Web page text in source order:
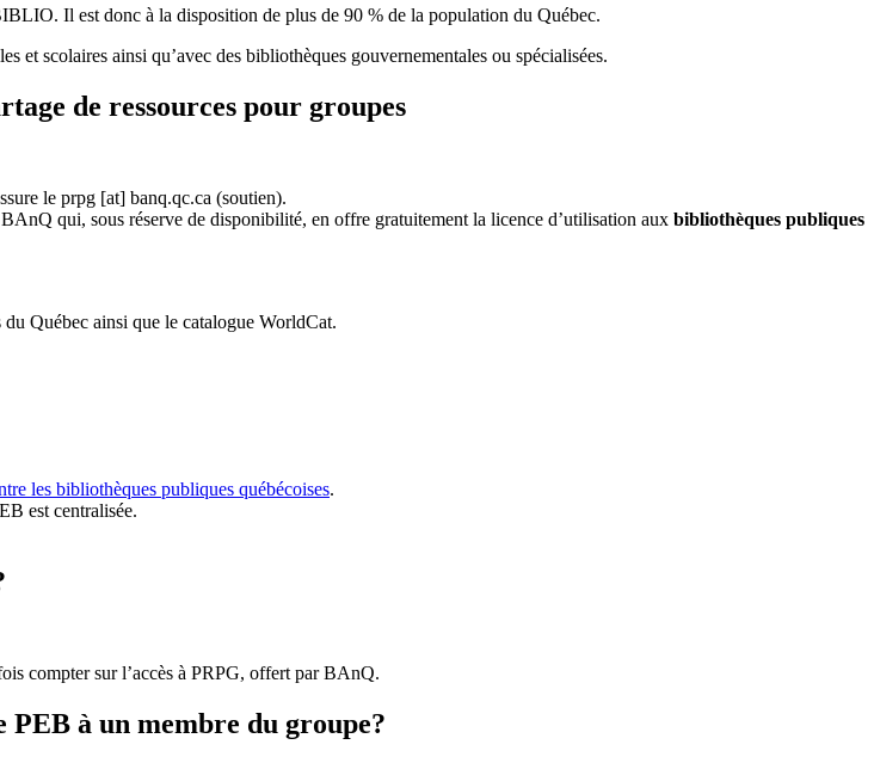
Il est donc à la disposition de plus de 90 % de la population du Québec.
et scolaires ainsi qu’avec des bibliothèques gouvernementales ou spécialisées.
de ressources pour groupes
le prpg [at] banq.qc.ca (soutien).
qui, sous réserve de disponibilité, en offre gratuitement la licence d’utilisation aux bibliothèques publiques
Québec ainsi que le catalogue WorldCat.
les bibliothèques publiques québécoises.
est centralisée.
compter sur l’accès à PRPG, offert par BAnQ.
PEB à un membre du groupe?